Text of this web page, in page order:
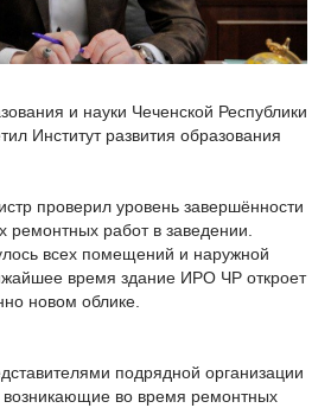
и науки Чеченской Республики
Институт развития образования
проверил уровень завершённости
ремонтных работ в заведении.
всех помещений и наружной
время здание ИРО ЧР откроет
новом облике.
подрядной организации
возникающие во время ремонтных